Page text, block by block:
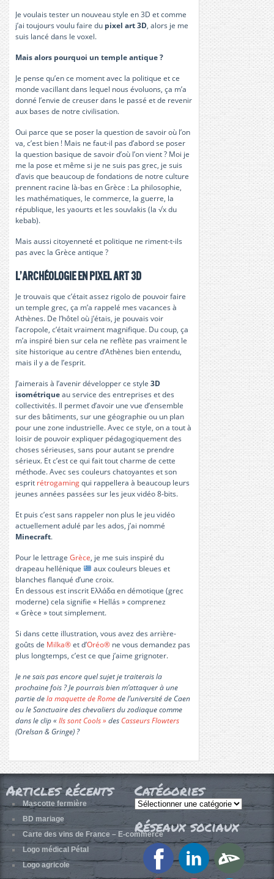
Je voulais tester un nouveau style en 3D et comme
j’ai toujours voulu faire du pixel art 3D, alors je me
suis lancé dans le voxel.
Mais alors pourquoi un temple antique ?
Je pense qu’en ce moment avec la politique et ce
monde vacillant dans lequel nous évoluons, ça m’a
donné l’envie de creuser dans le passé et de revenir
aux bases de notre civilisation.
Oui parce que se poser la question de savoir où l’on
va, c’est bien ! Mais ne faut-il pas d’abord se poser
la question basique de savoir d’où l’on vient ? Moi je
me la pose et même si je ne suis pas grec, je suis
d’avis que beaucoup de fondations de notre culture
prennent racine là-bas en Grèce : La philosophie,
les mathématiques, le commerce, la guerre, la
république, les yaourts et les souvlakis (la √xdu
kebab).
Mais aussi citoyenneté et politique ne riment-t-ils
pas avec la Grèce antique ?
L’archéologie en pixel art 3D
Je trouvais que c’était assez rigolo de pouvoir faire
un temple grec, ça m’a rappelé mes vacances à
Athènes. De l’hôtel où j’étais, je pouvais voir
l’acropole, c’était vraiment magnifique. Du coup, ça
m’a inspiré bien sur cela ne reflète pas vraiment le
site historique au centre d’Athènes bien entendu,
mais il y a de l’esprit.
J’aimerais à l’avenir développer ce style 3D
isométriqueau service des entreprises et des
collectivités. Il permet d’avoir une vue d’ensemble
sur des bâtiments, sur une géographie ou un plan
pour une zone industrielle.Avec ce style, on a tout à
loisir de pouvoir expliquer pédagogiquement des
choses sérieuses, sans pour autant se prendre
sérieux. Et c’est ce qui fait tout charme de cette
méthode.Avec ses couleurs chatoyantes et son
esprit rétrogamingqui rappellera à beaucoup leurs
jeunes années passées sur les jeux vidéo8-bits.
Et puis c’est sans rappeler non plus le jeu vidéo
actuellement adulé par les ados, j’ai nommé
Minecraft.
Pour le lettrage Grèce, je me suis inspiré du
drapeau hellénique
aux couleurs bleues et
blanches flanqué d’une croix.
En dessous est inscrit Ελλάδαendémotique (grec
moderne) cela signifie « Hellás » comprenez
« Grèce » tout simplement.
Si dans cette illustration, vous avez des arrière-
goûts de Milka®️et d’Oréo®️ ne vous demandez pas
plus longtemps, c’est ce que j’aime grignoter.
Je ne sais pas encore quel sujet je traiterais la
prochaine fois ? Je pourrais bien m’attaquer à une
partie dela maquette de Romede l’université de Caen
ou le Sanctuaire des chevaliers du zodiaque comme
dans le clip «Ils sont Cools » des Casseurs Flowters
(Orelsan & Gringe) ?
Articles récents
Mascotte fermière
BD mariage
Carte des vins de France – E-commerce
Logo médical Pétal
Logo agricole
Catégories
Catégories
Réseaux sociaux